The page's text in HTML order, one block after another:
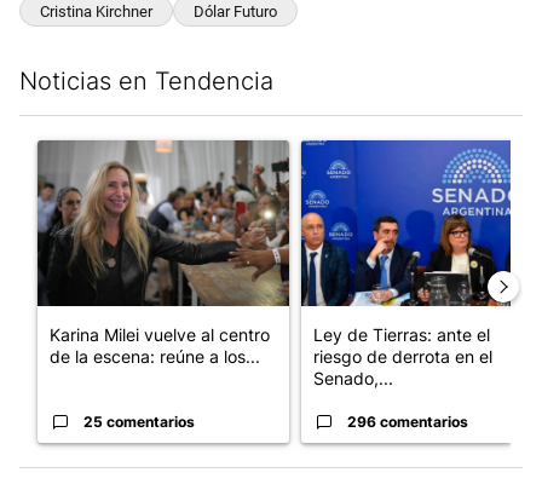
Cristina Kirchner Dólar Futuro
Noticias en Tendencia
Un artículo de tendencia con el título "Karina Milei vuelve al
Karina Milei vuelve al centro
de la escena: reúne a los...
25 comentarios
Un artículo de tendencia con
Ley de Tierras: ante el
riesgo de derrota en el
Senado,...
296 comentarios